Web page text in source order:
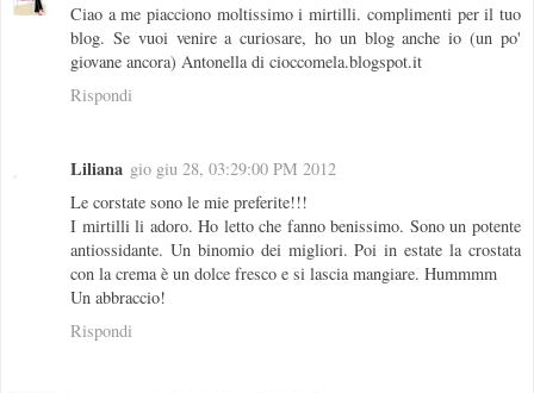
Ciao a me piacciono moltissimo i mirtilli. complimenti per il tuo
blog. Se vuoi venire a curiosare, ho un blog anche io (un po'
giovane ancora) Antonella di cioccomela.blogspot.it
Rispondi
Liliana gio giu 28, 03:29:00 PM 2012
Le corstate sono le mie preferite!!!
I mirtilli li adoro. Ho letto che fanno benissimo. Sono un potente
antiossidante. Un binomio dei migliori. Poi in estate la crostata
con la crema è un dolce fresco e si lascia mangiare. Hummmm
Un abbraccio!
Rispondi